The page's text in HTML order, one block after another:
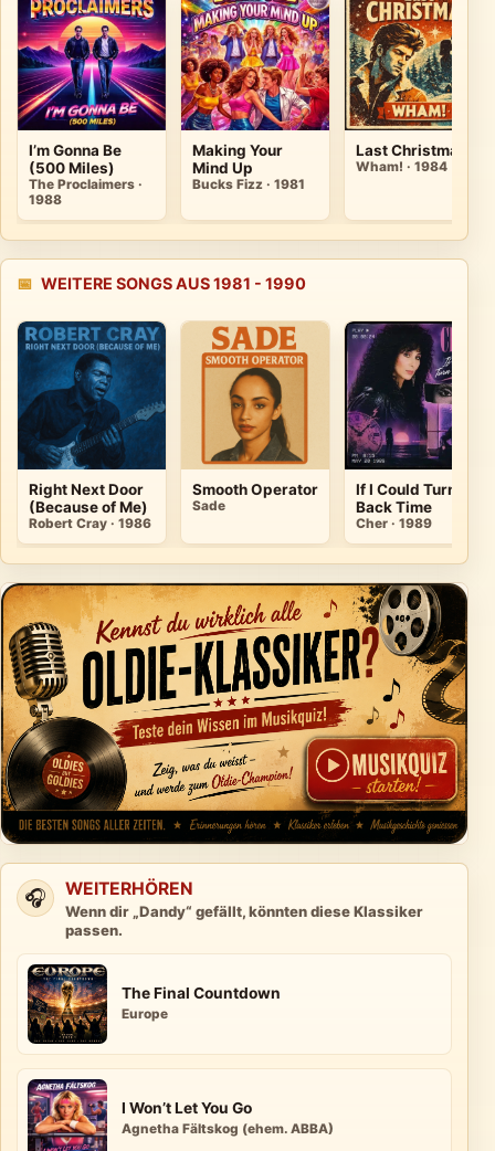
I’m Gonna Be
(500 Miles)
The Proclaimers ·
1988
Making Your
Mind Up
Bucks Fizz · 1981
Last Christmas
Wham! · 1984
📅 WEITERE SONGS AUS 1981 - 1990
Right Next Door
(Because of Me)
Robert Cray · 1986
Smooth Operator
Sade
If I Could Turn
Back Time
Cher · 1989
🎧 WEITERHÖREN
Wenn dir „Dandy“ gefällt, könnten diese Klassiker
passen.
The Final Countdown
Europe
I Won’t Let You Go
Agnetha Fältskog (ehem. ABBA)